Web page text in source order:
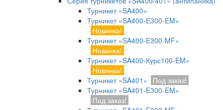
Турникет «SA400»
Турникет «SA400-Е300-EM»
Новинка!
Турникет «SA400-Е300-MF»
Новинка!
Турникет «SA400-Курс100-EM»
Новинка!
Турникет «SA401»
Под заказ!
Турникет «SA401-E300-EM»
Под заказ!